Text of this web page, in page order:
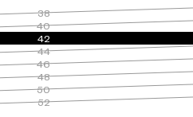
38
40
42
44
46
48
50
52